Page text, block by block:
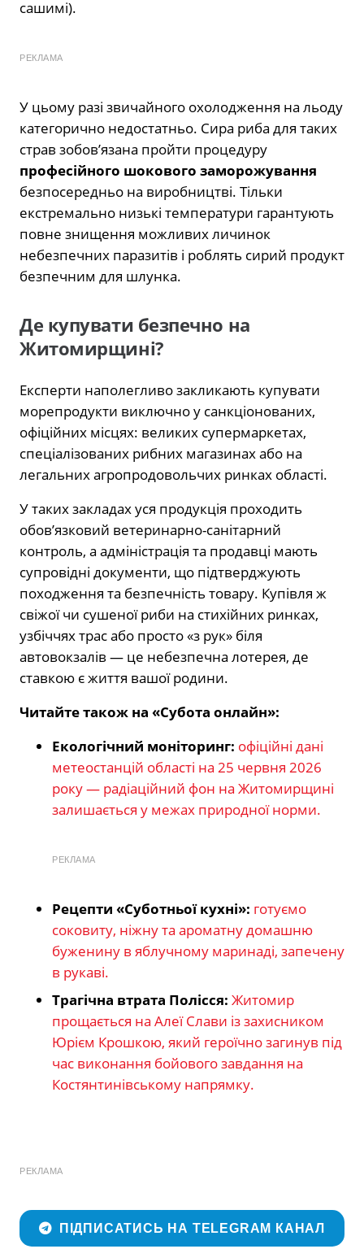
сашимі).
РЕКЛАМА
У цьому разі звичайного охолодження на льоду
категорично недостатньо. Сира риба для таких
страв зобов’язана пройти процедуру
професійного шокового заморожування
безпосередньо на виробництві. Тільки
екстремально низькі температури гарантують
повне знищення можливих личинок
небезпечних паразитів і роблять сирий продукт
безпечним для шлунка.
Де купувати безпечно на
Житомирщині?
Експерти наполегливо закликають купувати
морепродукти виключно у санкціонованих,
офіційних місцях: великих супермаркетах,
спеціалізованих рибних магазинах або на
легальних агропродовольчих ринках області.
У таких закладах уся продукція проходить
обов’язковий ветеринарно-санітарний
контроль, а адміністрація та продавці мають
супровідні документи, що підтверджують
походження та безпечність товару. Купівля ж
свіжої чи сушеної риби на стихійних ринках,
узбіччях трас або просто «з рук» біля
автовокзалів — це небезпечна лотерея, де
ставкою є життя вашої родини.
Читайте також на «Субота онлайн»:
Екологічний моніторинг: офіційні дані
метеостанцій області на 25 червня 2026
року — радіаційний фон на Житомирщині
залишається у межах природної норми.
РЕКЛАМА
Рецепти «Суботньої кухні»: готуємо
соковиту, ніжну та ароматну домашню
буженину в яблучному маринаді, запечену
в рукаві.
Трагічна втрата Полісся: Житомир
прощається на Алеї Слави із захисником
Юрієм Крошкою, який героїчно загинув під
час виконання бойового завдання на
Костянтинівському напрямку.
РЕКЛАМА
ПІДПИСАТИСЬ НА TELEGRAM КАНАЛ